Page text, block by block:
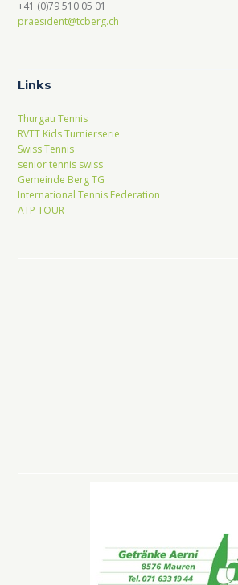
+41 (0)79 510 05 01
praesident@tcberg.ch
Links
Thurgau Tennis
RVTT Kids Turnierserie
Swiss Tennis
senior tennis swiss
Gemeinde Berg TG
International Tennis Federation
ATP TOUR